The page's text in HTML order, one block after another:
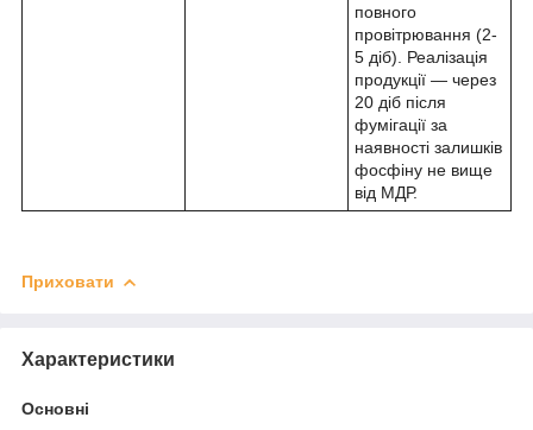
повного
провітрювання (2-
5 діб). Реалізація
продукції — через
20 діб після
фумігації за
наявності залишків
фосфіну не вище
від МДР.
Приховати
Характеристики
Основні